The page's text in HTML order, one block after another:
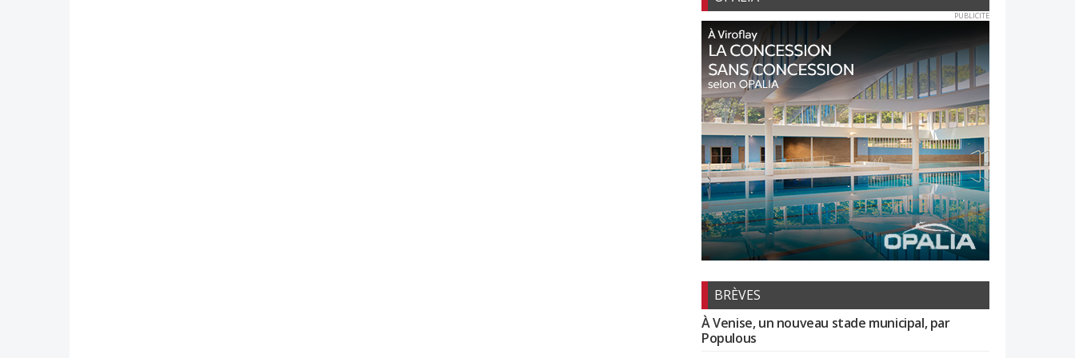
PUBLICITE
BRÈVES
À Venise, un nouveau stade municipal, par
Populous